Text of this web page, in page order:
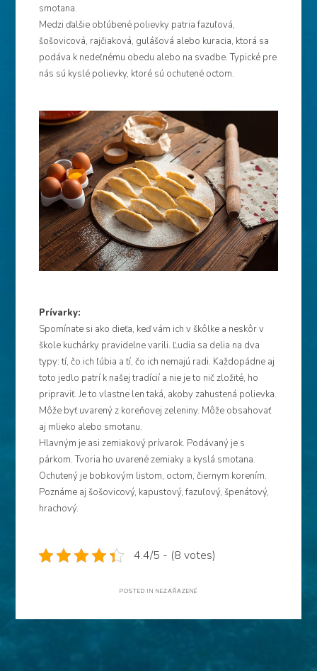
smotana.
Medzi ďalšie obľúbené polievky patria fazuľová,
šošovicová, rajčiaková, gulášová alebo kuracia, ktorá sa
podáva k nedeľnému obedu alebo na svadbe. Typické pre
nás sú kyslé polievky, ktoré sú ochutené octom.
Prívarky:
Spomínate si ako dieťa, keď vám ich v škôlke a neskôr v
škole kuchárky pravidelne varili. Ľudia sa delia na dva
typy: tí, čo ich ľúbia a tí, čo ich nemajú radi. Každopádne aj
toto jedlo patrí k našej tradícií a nie je to nič zložité, ho
pripraviť. Je to vlastne len taká, akoby zahustená polievka.
Môže byť uvarený z koreňovej zeleniny. Môže obsahovať
aj mlieko alebo smotanu.
Hlavným je asi zemiakový prívarok. Podávaný je s
párkom. Tvoria ho uvarené zemiaky a kyslá smotana.
Ochutený je bobkovým listom, octom, čiernym korením.
Poznáme aj šošovicový, kapustový, fazuľový, špenátový,
hrachový.
4.4/5 - (8 votes)
POSTED IN NEZAŘAZENÉ